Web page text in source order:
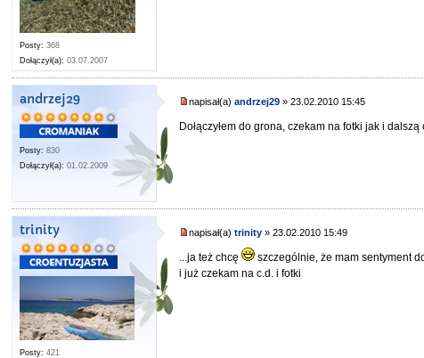
Posty: 368
Dołączył(a): 03.07.2007
andrzej29
Posty: 830
Dołączył(a): 01.02.2009
napisał(a)andrzej29 » 23.02.2010 15:45
Dołączyłem do grona, czekam na fotki jak i
trinity
Posty: 421
napisał(a)trinity » 23.02.2010 15:49
...ja też chcę
szczególnie, że mam sentyment
i już czekam na c.d. i fotki